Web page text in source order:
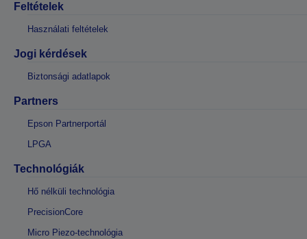
Feltételek
Használati feltételek
Jogi kérdések
Biztonsági adatlapok
Partners
Epson Partnerportál
LPGA
Technológiák
Hő nélküli technológia
PrecisionCore
Micro Piezo-technológia